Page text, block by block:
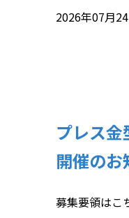
2026年07月
プレス
開催のお
募集要領はこ